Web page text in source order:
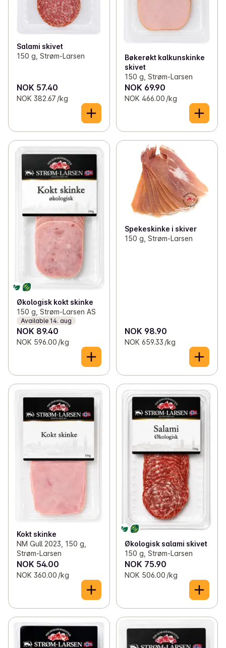
Salami skivet
150 g, Strøm-Larsen
NOK 57.40
NOK 382.67 /kg
Bøkerøkt kalkunskinke
skivet
150 g, Strøm-Larsen
NOK 69.90
NOK 466.00 /kg
Økologisk kokt skinke
150 g, Strøm-Larsen AS
Available 14. aug
NOK 89.40
NOK 596.00 /kg
Spekeskinke i skiver
150 g, Strøm-Larsen
NOK 98.90
NOK 659.33 /kg
Kokt skinke
NM Gull 2023, 150 g,
Strøm-Larsen
NOK 54.00
NOK 360.00 /kg
Økologisk salami skivet
150 g, Strøm-Larsen
NOK 75.90
NOK 506.00 /kg